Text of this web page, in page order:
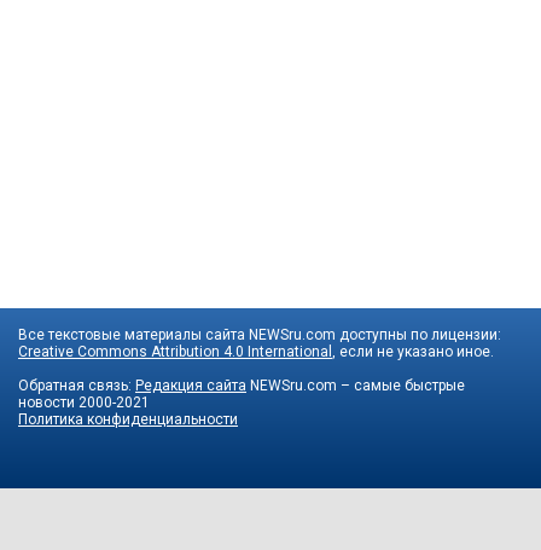
Все текстовые материалы сайта NEWSru.com доступны по лицензии:
Creative Commons Attribution 4.0 International
, если не указано иное.
Обратная связь: Редакция сайта NEWSru.com – самые быстрые
новости 2000-2021
Политика конфиденциальности